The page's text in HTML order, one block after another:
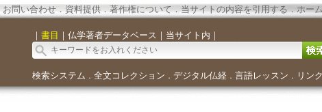
お問い合わせ． 資料提供．著作権について．当サイトの内容を引用する．ホー
｜ 書目 ｜ 仏学著者データベース ｜ 当サイト内 ｜
検索システム ． 全文コレクション ． デジタル仏経． 言語レッスン ． リンク